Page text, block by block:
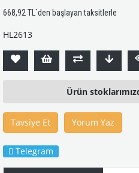
668,92 TL `den başlayan taksitlerle
HL2613
Ürün
Tavsiye Et Yorum Yaz
Telegram